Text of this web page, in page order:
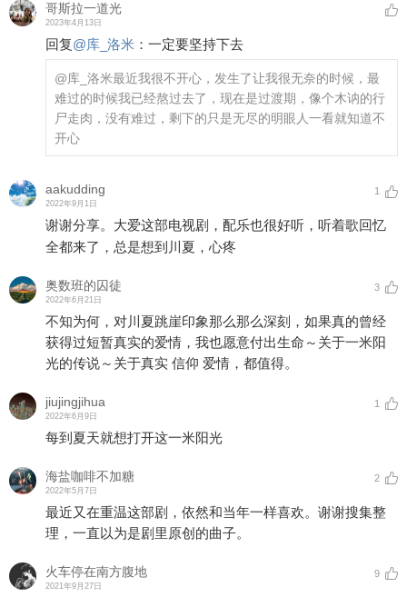
哥斯拉一道光
2023年4月13日
回复@库_洛米 ： 一定要坚持下去
@库_洛米最近我很不开心，发生了让我很无奈的时候，最
难过的时候我已经熬过去了，现在是过渡期，像个木讷的行
尸走肉，没有难过，剩下的只是无尽的明眼人一看就知道不
开心
aakudding
2022年9月1日
1
谢谢分享。大爱这部电视剧，配乐也很好听，听着歌回忆
全都来了，总是想到川夏，心疼
奥数班的囚徒
2022年6月21日
3
不知为何，对川夏跳崖印象那么那么深刻，如果真的曾经
获得过短暂真实的爱情，我也愿意付出生命～关于一米阳
光的传说～关于真实 信仰 爱情，都值得。
jiujingjihua
2022年6月9日
1
每到夏天就想打开这一米阳光
海盐咖啡不加糖
2022年5月7日
2
最近又在重温这部剧，依然和当年一样喜欢。谢谢搜集整
理，一直以为是剧里原创的曲子。
火车停在南方腹地
2021年9月27日
9